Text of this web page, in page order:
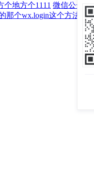
个地方个1111 微信公众号
个wx.login这个方法的